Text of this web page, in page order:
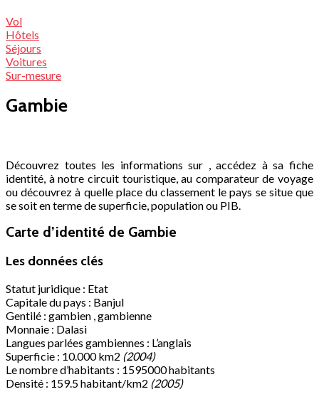
Vol
Hôtels
Séjours
Voitures
Sur-mesure
Gambie
Découvrez toutes les informations sur , accédez à sa fiche
identité, à notre circuit touristique, au comparateur de voyage
ou découvrez à quelle place du classement le pays se situe que
se soit en terme de superficie, population ou PIB.
Carte d’identité de Gambie
Les données clés
Statut juridique : Etat
Capitale du pays : Banjul
Gentilé : gambien , gambienne
Monnaie : Dalasi
Langues parlées gambiennes : L’anglais
Superficie : 10.000 km2 (2004)
Le nombre d’habitants : 1595000 habitants
Densité : 159.5 habitant/km2 (2005)